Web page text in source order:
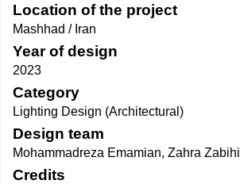
Location of the project
Mashhad / Iran
Year of design
2023
Category
Lighting Design (Architectural)
Design team
Mohammadreza Emamian, Zahra Zabihi
Credits